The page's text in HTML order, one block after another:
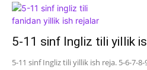
5-11 sinf Ingliz tili yillik
5-11 sinf Ingliz tili yillik ish reja. 5-6-7-